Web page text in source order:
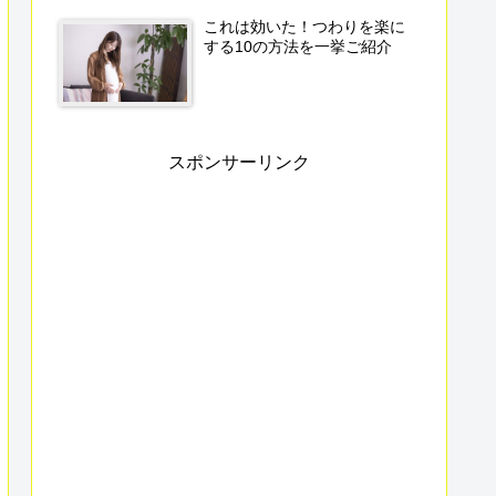
これは効いた！つわりを楽に
する10の方法を一挙ご紹介
スポンサーリンク